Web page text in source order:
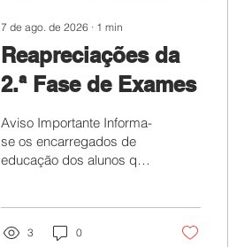
7 de ago. de 2026 ∙ 1 min
Reapreciações da
2.ª Fase de Exames
Aviso Importante Informa-
se os encarregados de
educação dos alunos que
com as classificações
3 0